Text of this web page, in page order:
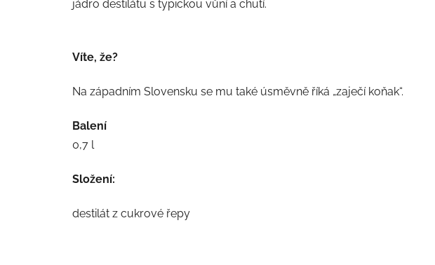
jádro destilátu s typickou vůní a chutí.
Víte, že?
Na západním Slovensku se mu také úsměvně říká „zaječí koňak“.
Balení
0,7 l
Složení:
destilát z cukrové řepy